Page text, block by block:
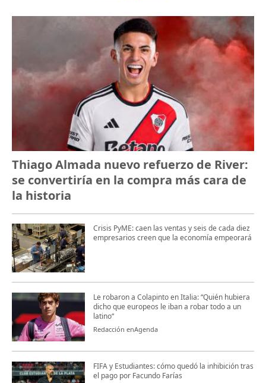
Thiago Almada nuevo refuerzo de River:
se convertiría en la compra más cara de
la historia
Crisis PyME: caen las ventas y seis de cada diez
empresarios creen que la economía empeorará
Le robaron a Colapinto en Italia: “Quién hubiera
dicho que europeos le iban a robar todo a un
latino“
Redacción enAgenda
FIFA y Estudiantes: cómo quedó la inhibición tras
el pago por Facundo Farías